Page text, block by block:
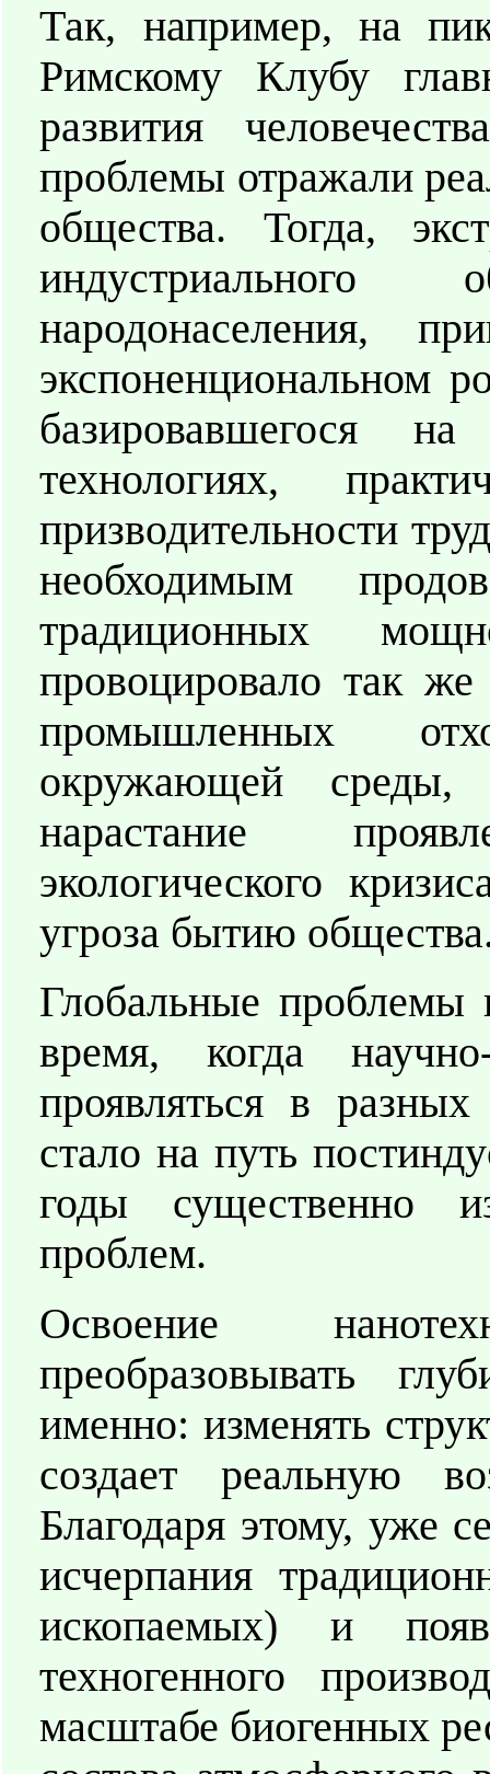
Так, например, на
Римскому Клубу
развития
проблемы отражали
общества. Тогда,
индустриального
народонаселения,
экспоненциональном
базировавшегося
технологиях,
призводительности
необходимым
традиционных
провоцировало так
промышленных
окружающей среды,
нарастание
экологического
угроза бытию
Глобальные проблемы
время, когда
проявляться в
стало на путь
годы существенно
проблем.
Освоение
преобразовывать
именно: изменять
создает реальную
Благодаря этому, уже
исчерпания
ископаемых) и
техногенного
масштабе биогенных